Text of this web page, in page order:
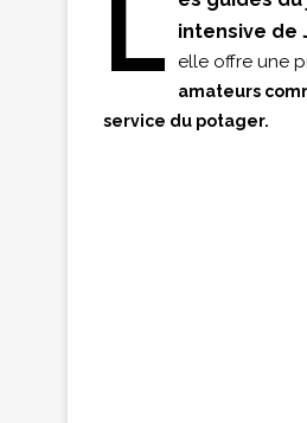
L
intensive de
elle offre une
amateurs
service du potager.